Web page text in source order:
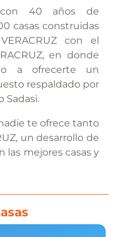
con 40 años de
casas construidas
con el
en donde
a ofrecerte un
respaldado por
Sadasi.
te ofrece tanto
un desarrollo de
las mejores casas y